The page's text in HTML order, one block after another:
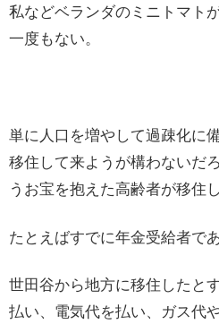
私などベランダのミニトマト
一度もない。
単に人口を増やして過疎化に
移住して来ようが構わないだ
うお宝を抱えた高齢者が移住
たとえばすでに年金受給者で
世田谷から地方に移住したと
払い、電気代を払い、ガス代